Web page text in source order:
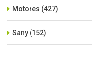
Motores (427)
Sany (152)